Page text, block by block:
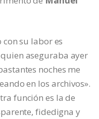
su labor es
quien aseguraba ayer
noches me
en los archivos».
función es la de
fidedigna y